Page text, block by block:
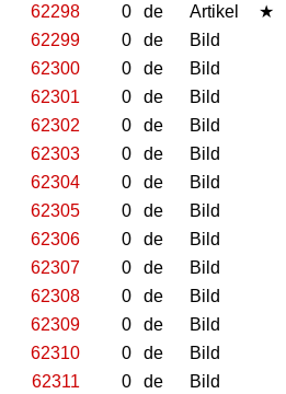
62298
0 de Artikel ★
62299
0 de Bild
62300
0 de Bild
62301
0 de Bild
62302
0 de Bild
62303
0 de Bild
62304
0 de Bild
62305
0 de Bild
62306
0 de Bild
62307
0 de Bild
62308
0 de Bild
62309
0 de Bild
62310
0 de Bild
62311
0 de Bild